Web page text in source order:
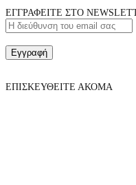
ΕΓΓΡΑΦΕΙΤΕ ΣΤΟ
Εγγραφή
ΕΠΙΣΚΕΥΘΕΙΤΕ ΑΚΟΜΑ